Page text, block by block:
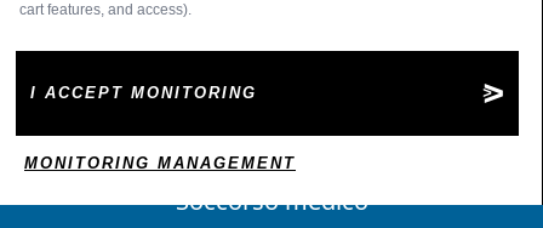
Soccorso medico
cart features, and access).
I ACCEPT MONITORING
MONITORING MANAGEMENT